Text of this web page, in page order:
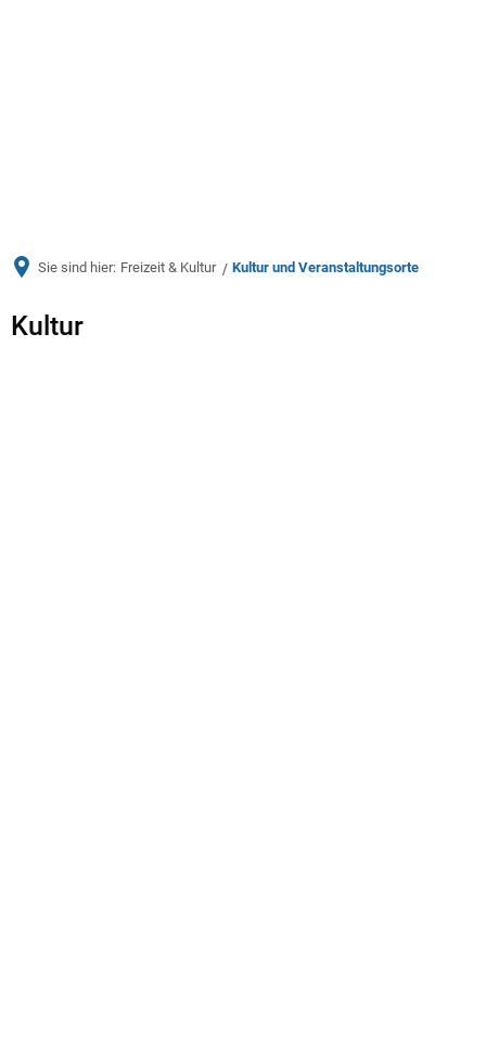
Sie sind hier: Freizeit & Kultur Kultur und Veranstaltungsorte
Kultur
Kultur